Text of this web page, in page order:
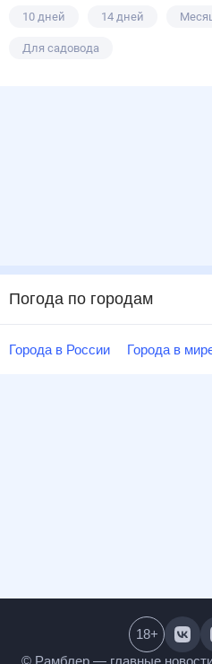
10 дней 14 дней
Для садовода
Погода по городам
Города в России Города в
18+